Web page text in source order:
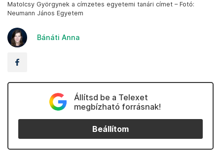
Matolcsy Györgynek a címzetes egyetemi tanári címet – Fotó:
Neumann János Egyetem
Bánáti Anna
Állítsd be a Telexet
megbízható forrásnak!
Beállítom